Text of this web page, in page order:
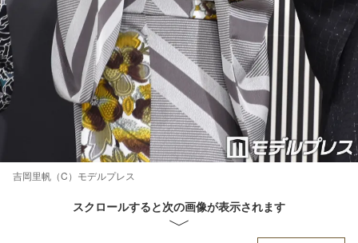
吉岡里帆（C）モデルプレス
スクロールすると次の画像が表示されます